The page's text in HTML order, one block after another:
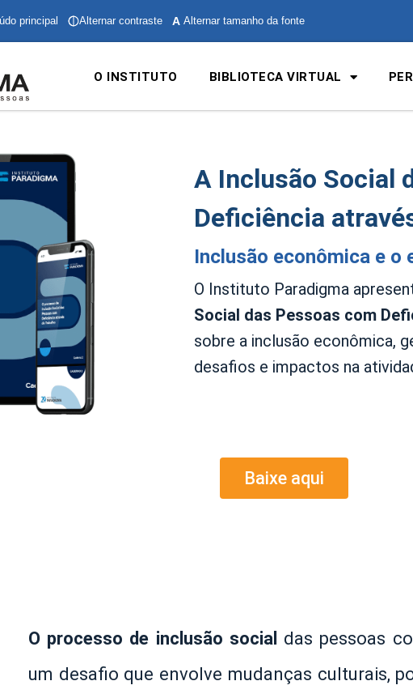
principal Alternar contraste A Alternar tamanho da fonte
O INSTITUTO BIBLIOTECA VIRTUAL
A Inclusão Social
Deficiência
Inclusão econômica e o
O Instituto Paradigma
Social das Pessoas com
sobre a inclusão econômica,
desafios e impactos na
Baixe aqui
O processo de inclusão social das pessoas
um desafio que envolve mudanças culturais,